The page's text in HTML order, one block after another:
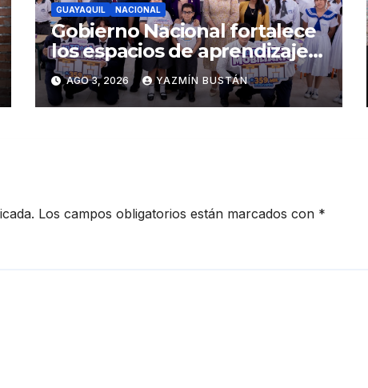
GUAYAQUIL NACIONAL
Gobierno Nacional fortalece
los espacios de aprendizaje
con la entrega de mobiliario
escolar en Guayaquil, Durán
y Samborondón
AGO 3, 2026 YAZMÍN BUSTÁN
Los campos obligatorios están marcados con *